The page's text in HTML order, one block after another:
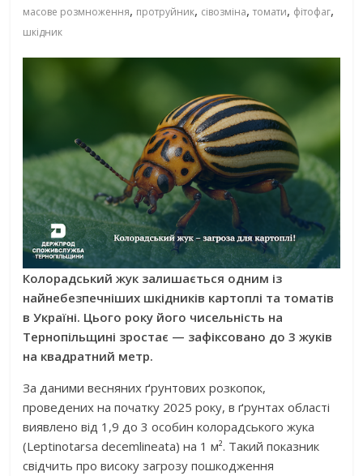
масове розмноження, протруйник, сівозміна,томати, фітофаг,
шкідник
Колорадський жук залишається одним із
найнебезпечніших шкідників картоплі та томатів
в Україні. Цього року його чисельність на
Тернопільщині зростає — зафіксовано до 3 жуків
на квадратний метр.
За даними весняних ґрунтових розкопок,
проведених на початку 2025 року, в ґрунтах області
виявлено від 1,9 до 3 особин колорадського жука
(Leptinotarsa decemlineata) на 1 м². Такий показник
свідчить про високу загрозу пошкодження